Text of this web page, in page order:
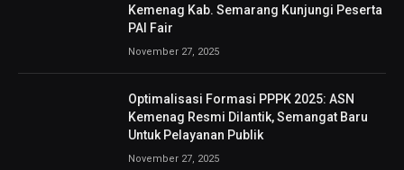
Kemenag Kab. Semarang Kunjungi Peserta
PAI Fair
November 27, 2025
Optimalisasi Formasi PPPK 2025: ASN
Kemenag Resmi Dilantik, Semangat Baru
Untuk Pelayanan Publik
November 27, 2025